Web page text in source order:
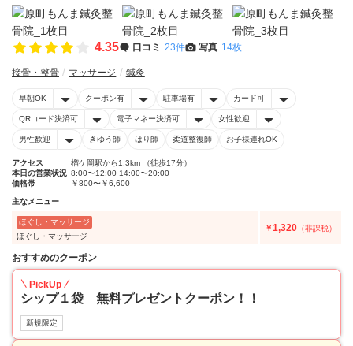
4.35 口コミ 23件 写真 14枚
接骨・整骨 マッサージ 鍼灸
早朝OK クーポン有 駐車場有 カード可
QRコード決済可 電子マネー決済可 女性歓迎
男性歓迎 きゆう師 はり師 柔道整復師 お子様連れOK
アクセス
榴ケ岡駅から1.3km （徒歩17分）
本日の営業状況 8:00〜12:00 14:00〜20:00
価格帯
￥800〜￥6,600
主なメニュー
ほぐし・マッサージ
ほぐし・マッサージ
￥1,320 （非課税）
おすすめのクーポン
PickUp
シップ１袋 無料プレゼントクーポン！！
新規限定